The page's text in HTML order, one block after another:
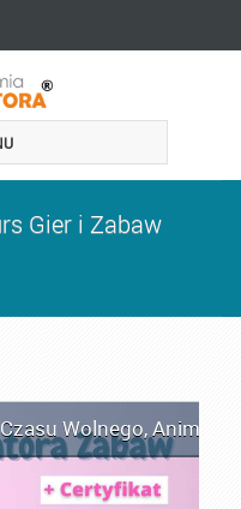
Gier i Zabaw
Wolnego,